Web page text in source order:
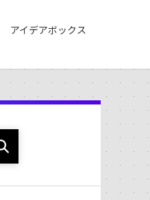
アイデアボックス